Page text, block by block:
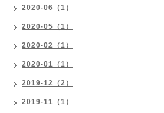
2020-06（1）
2020-05（1）
2020-02（1）
2020-01（1）
2019-12（2）
2019-11（1）